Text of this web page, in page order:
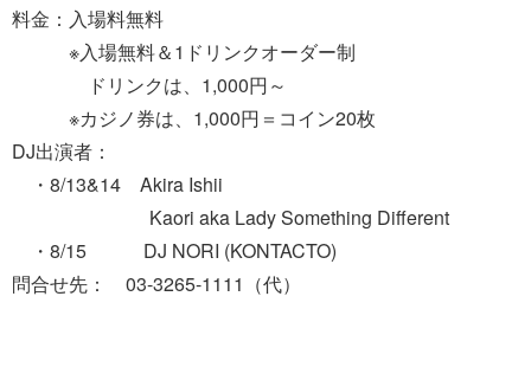
料金：入場料無料
※入場無料＆1ドリンクオーダー制
ドリンクは、1,000円～
※カジノ券は、1,000円＝コイン20枚
DJ出演者：
・8/13&14 Akira Ishii
Kaori aka Lady Something Different
・8/15 DJ NORI (KONTACTO)
問合せ先： 03-3265-1111（代）